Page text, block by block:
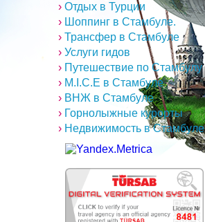
› Отдых в Турции
› Шоппинг в Стамбуле.
› Трансфер в Стамбуле
› Услуги гидов
› Путешествие по Стамбулу
› M.I.C.E в Стамбуле
› ВНЖ в Стамбуле
› Горнолыжные курорты
› Недвижимость в Стамбуле